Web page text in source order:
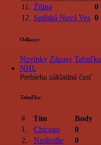
11. Žilina
0
12. Spišská Nová Ves 0
Odkazy:
Novinky Zápasy Tabuľka
NHL
Prebieha základná časť
Tabuľka:
# Tím
Body
1.
Chicago
0
2.
Nashville
0